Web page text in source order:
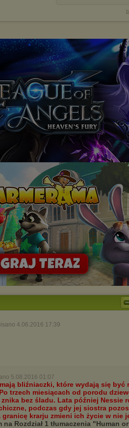
4.06.2016 17:39
5.08.2016 01:07
bliźniaczki, które wydają się być
trzech miesiącach od porodu
bez śladu. Lata później Nessie
podczas gdy jej siostra
granicę krarju zmieni ich życie w nie
na Rozdział 1 tłumaczenia "Human